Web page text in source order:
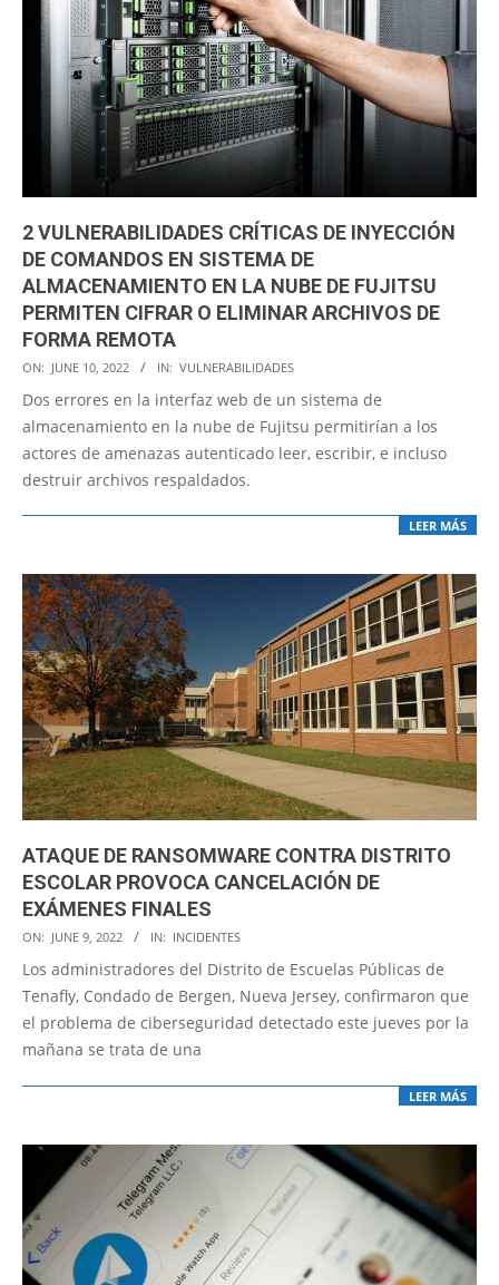
2 VULNERABILIDADES CRÍTICAS DE INYECCIÓN
DE COMANDOS EN SISTEMA DE
ALMACENAMIENTO EN LA NUBE DE FUJITSU
PERMITEN CIFRAR O ELIMINAR ARCHIVOS DE
FORMA REMOTA
2022-
06-
10
ON: JUNE 10, 2022 IN: VULNERABILIDADES
Dos errores en la interfaz web de un sistema de
almacenamiento en la nube de Fujitsu permitirían a los
actores de amenazas autenticado leer, escribir, e incluso
destruir archivos respaldados.
LEER MÁS
ATAQUE DE RANSOMWARE CONTRA DISTRITO
ESCOLAR PROVOCA CANCELACIÓN DE
EXÁMENES FINALES
2022-
06-
09
ON: JUNE 9, 2022 IN: INCIDENTES
Los administradores del Distrito de Escuelas Públicas de
Tenafly, Condado de Bergen, Nueva Jersey, confirmaron que
el problema de ciberseguridad detectado este jueves por la
mañana se trata de una
LEER MÁS